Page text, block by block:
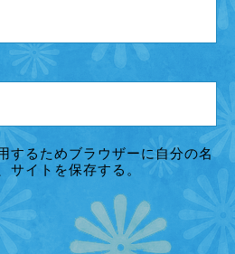
するためブラウザーに自分の名
サイトを保存する。